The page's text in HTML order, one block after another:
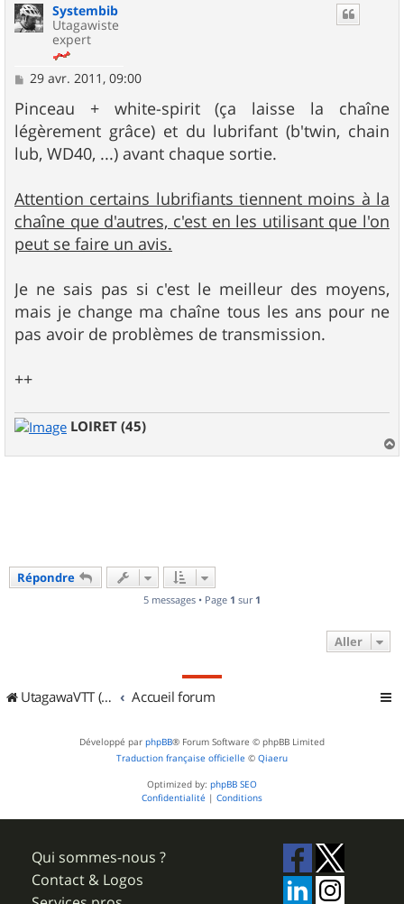
Systembib
Utagawiste
expert
M
s
s
a
g
e
29 avr. 2011, 09:00
Pinceau + white-spirit (ça laisse la chaîne
légèrement grâce) et du lubrifant (b'twin, chain
lub, WD40, ...) avant chaque sortie.
Attention certains lubrifiants tiennent moins à la
chaîne que d'autres, c'est en les utilisant que l'on
peut se faire un avis.
Je ne sais pas si c'est le meilleur des moyens,
mais je change ma chaîne tous les ans pour ne
pas avoir de problèmes de transmission.
++
LOIRET (45)
a
Répondre
5 messages • Page 1 sur 1
Aller
UtagawaVTT (Randos VTT et VTTAE avec traces GPS) Accueil forum
Développé par phpBB® Forum Software © phpBB Limited
Traduction française officielle © Qiaeru
Optimized by: phpBB SEO
Confidentialité | Conditions
Qui sommes-nous ?
Contact & Logos